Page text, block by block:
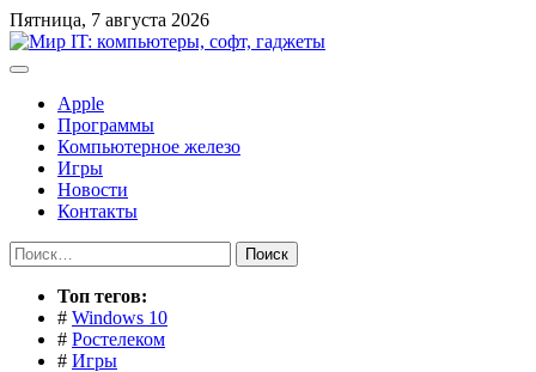
Перейти
к
содержимому
Пятница, 7 августа 2026
Apple
Программы
Компьютерное железо
Игры
Новости
Контакты
Найти:
Toп тегов:
# Windows 10
# Ростелеком
# Игры